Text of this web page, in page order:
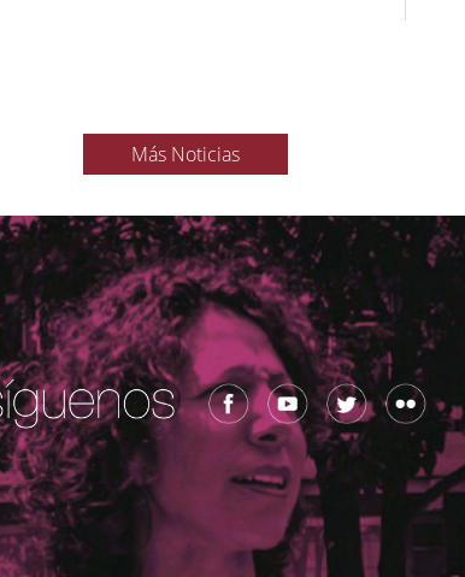
Más Noticias